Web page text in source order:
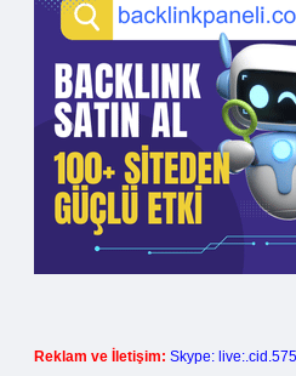
Reklam ve İletişim: Skype: